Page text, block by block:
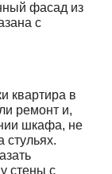
фасад из
с
квартира в
ремонт и,
шкафа, не
стульях.
стены с